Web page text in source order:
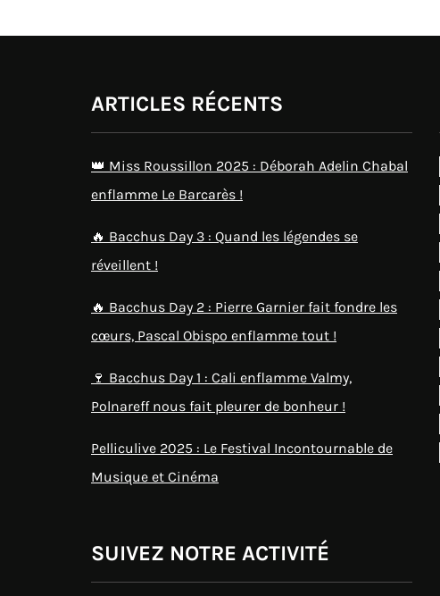
ARTICLES RÉCENTS
👑 Miss Roussillon 2025 : Déborah Adelin Chabal
enflamme Le Barcarès !
🔥 Bacchus Day 3 : Quand les légendes se
réveillent !
🔥 Bacchus Day 2 : Pierre Garnier fait fondre les
cœurs, Pascal Obispo enflamme tout !
🍷 Bacchus Day 1 : Cali enflamme Valmy,
Polnareff nous fait pleurer de bonheur !
Pelliculive 2025 : Le Festival Incontournable de
Musique et Cinéma
SUIVEZ NOTRE ACTIVITÉ